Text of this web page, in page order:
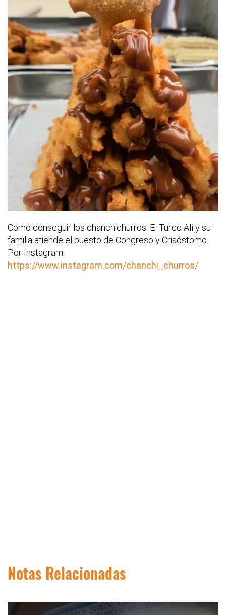
Como conseguir los chanchichurros: El Turco Alí y su
familia atiende el puesto de Congreso y Crisóstomo.
Por Instagram:
https://www.instagram.com/chanchi_churros/
Notas Relacionadas